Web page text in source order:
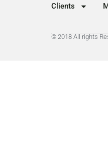
Clients
© 2018 All rights